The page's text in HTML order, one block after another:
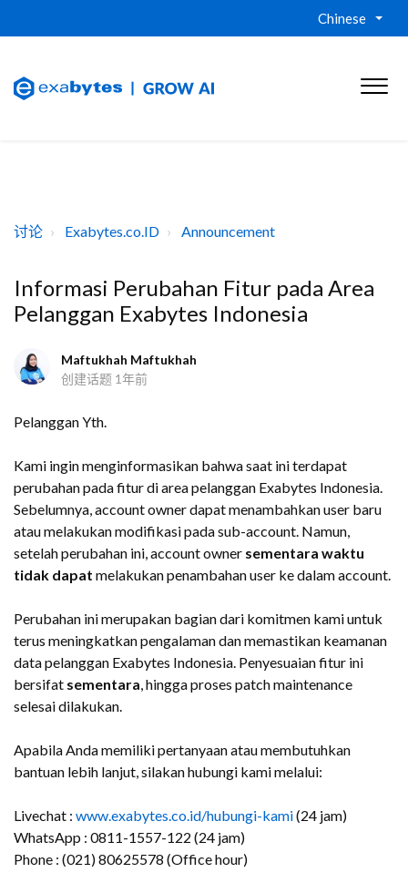
Chinese
讨论 Exabytes.co.ID Announcement
Informasi Perubahan Fitur pada Area
Pelanggan Exabytes Indonesia
Maftukhah Maftukhah
创建话题 1年前
Pelanggan Yth.
Kami ingin menginformasikan bahwa saat ini terdapat
perubahan pada fitur di area pelanggan Exabytes Indonesia.
Sebelumnya, account owner dapat menambahkan user baru
atau melakukan modifikasi pada sub-account. Namun,
setelah perubahan ini, account owner sementara waktu
tidak dapat melakukan penambahan user ke dalam account.
Perubahan ini merupakan bagian dari komitmen kami untuk
terus meningkatkan pengalaman dan memastikan keamanan
data pelanggan Exabytes Indonesia. Penyesuaian fitur ini
bersifat sementara, hingga proses patch maintenance
selesai dilakukan.
Apabila Anda memiliki pertanyaan atau membutuhkan
bantuan lebih lanjut, silakan hubungi kami melalui:
Livechat : www.exabytes.co.id/hubungi-kami(24 jam)
WhatsApp : 0811-1557-122 (24 jam)
Phone : (021) 80625578 (Office hour)